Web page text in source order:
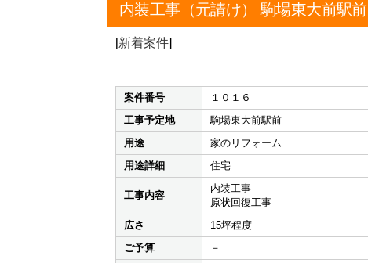
内装工事（元請け） 駒場東大前駅前
[新着案件]
案件番号
１０１６
工事予定地
駒場東大前駅前
用途
家のリフォーム
用途詳細
住宅
工事内容
内装工事
原状回復工事
広さ
15坪程度
ご予算
－